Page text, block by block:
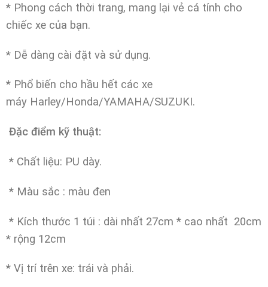
* Phong cách thời trang, mang lại vẻ cá tính cho
chiếc xe của bạn.
* Dễ dàng cài đặt và sử dụng.
* Phổ biến cho hầu hết các xe
máy Harley/Honda/YAMAHA/SUZUKI.
Đặc điểm kỹ thuật:
* Chất liệu: PU dày.
* Màu sắc : màu đen
* Kích thước 1 túi : dài nhất 27cm * cao nhất 20cm
* rộng 12cm
* Vị trí trên xe: trái và phải.